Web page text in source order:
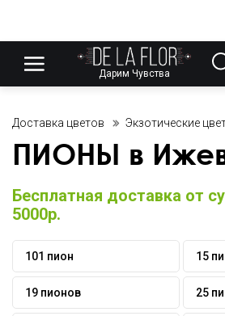
Дарим Чувства
Доставка цветов Экзотические
ПИОНЫ в
Бесплатная доставка от
5000р.
101 пион 15
19 пионов 25